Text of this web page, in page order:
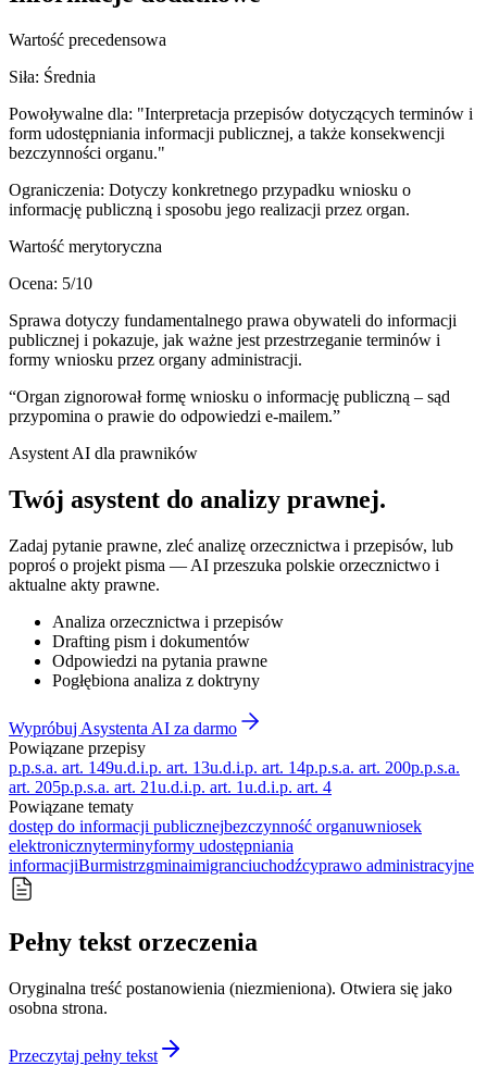
Wartość precedensowa
Siła: Średnia
Powoływalne dla: "Interpretacja przepisów dotyczących terminów i
form udostępniania informacji publicznej, a także konsekwencji
bezczynności organu."
Ograniczenia: Dotyczy konkretnego przypadku wniosku o
informację publiczną i sposobu jego realizacji przez organ.
Wartość merytoryczna
Ocena: 5/10
Sprawa dotyczy fundamentalnego prawa obywateli do informacji
publicznej i pokazuje, jak ważne jest przestrzeganie terminów i
formy wniosku przez organy administracji.
“Organ zignorował formę wniosku o informację publiczną – sąd
przypomina o prawie do odpowiedzi e-mailem.”
Asystent AI dla prawników
Twój asystent do analizy prawnej.
Zadaj pytanie prawne, zleć analizę orzecznictwa i przepisów, lub
poproś o projekt pisma — AI przeszuka polskie orzecznictwo i
aktualne akty prawne.
Analiza orzecznictwa i przepisów
Drafting pism i dokumentów
Odpowiedzi na pytania prawne
Pogłębiona analiza z doktryny
Wypróbuj Asystenta AI za darmo
Powiązane przepisy
p.p.s.a. art. 149u.d.i.p. art. 13u.d.i.p. art. 14p.p.s.a. art. 200p.p.s.a.
art. 205p.p.s.a. art. 21u.d.i.p. art. 1u.d.i.p. art. 4
Powiązane tematy
dostęp do informacji publicznejbezczynność organuwniosek
elektronicznyterminyformy udostępniania
informacjiBurmistrzgminaimigranciuchodźcyprawo administracyjne
Pełny tekst orzeczenia
Oryginalna treść postanowienia (niezmieniona). Otwiera się jako
osobna strona.
Przeczytaj pełny tekst